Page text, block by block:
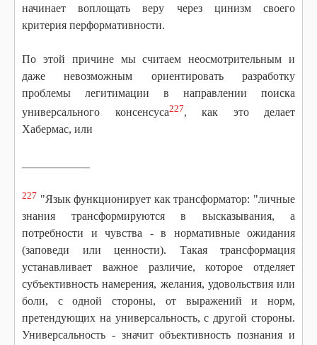
начинает воплощать веру через цинизм своего
критерия перформативности.
По этой причине мы считаем неосмотрительным и
даже невозможным ориентировать разработку
проблемы легитимации в направлении поиска
универсального консенсуса227, как это делает
Хабермас, или
227 "Язык функционирует как трансформатор: "личные
знания трансформируются в высказывания, а
потребности и чувства - в нормативные ожидания
(заповеди или ценности). Такая трансформация
устанавливает важное различие, которое отделяет
субъективность намерения, желания, удовольствия или
боли, с одной стороны, от выражений и норм,
претендующих на универсальность, с другой стороны.
Универсальность - значит объективность познания и